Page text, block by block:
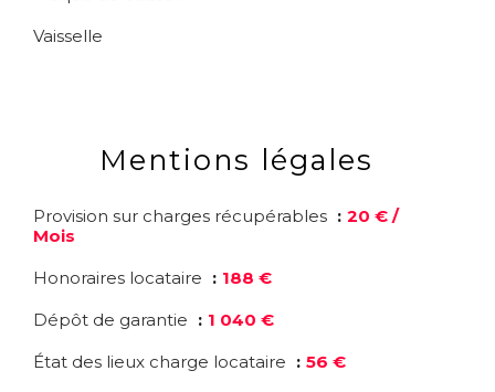
Vaisselle
Mentions légales
Provision sur charges récupérables
20 € /
Mois
Honoraires locataire
188 €
Dépôt de garantie
1 040 €
État des lieux charge locataire
56 €